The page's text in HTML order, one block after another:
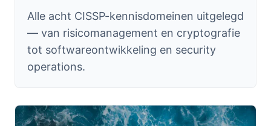
Alle acht CISSP-kennisdomeinen uitgelegd
— van risicomanagement en cryptografie
tot softwareontwikkeling en security
operations.